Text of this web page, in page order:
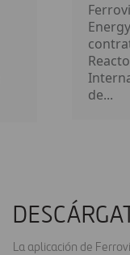
de...
La aplicación de